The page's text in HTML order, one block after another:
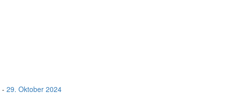
- 29. Oktober 2024